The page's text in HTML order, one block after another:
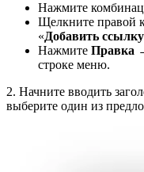
Нажмите
Щелкните правой
«Добавить ссылку
Нажмите Правка
строке меню.
2. Начните вводить
выберите один из